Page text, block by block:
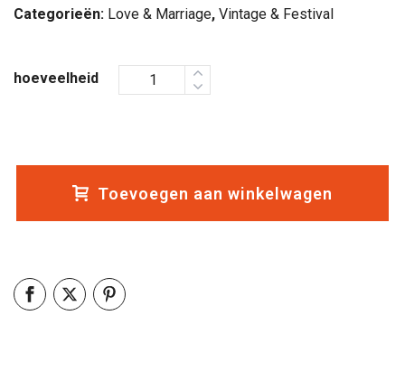
Categorieën: Love & Marriage, Vintage & Festival
hoeveelheid
Toevoegen aan winkelwagen